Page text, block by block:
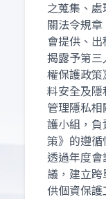
之蒐集、
關法令規
會提供、
揭露予第
權保護政
料安全及
管理隱私
護小組，
策》的遵
透過年度
議，建立
供個資保護